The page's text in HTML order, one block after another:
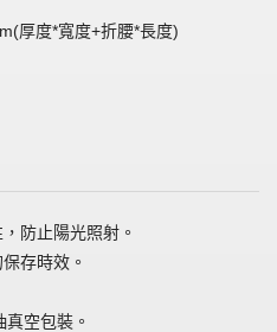
厚度*寬度+折腰*長度)
防止陽光照射。
存時效。
空包裝。